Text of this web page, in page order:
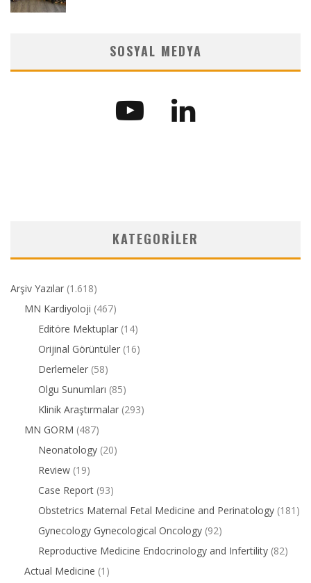
SOSYAL MEDYA
KATEGORILER
Arşiv Yazılar (1.618)
MN Kardiyoloji (467)
Editöre Mektuplar (14)
Orijinal Görüntüler (16)
Derlemeler (58)
Olgu Sunumları (85)
Klinik Araştırmalar (293)
MN GORM (487)
Neonatology (20)
Review (19)
Case Report (93)
Obstetrics Maternal Fetal Medicine and Perinatology (181)
Gynecology Gynecological Oncology (92)
Reproductive Medicine Endocrinology and Infertility (82)
Actual Medicine (1)